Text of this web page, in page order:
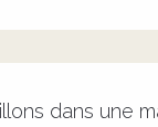
dans une